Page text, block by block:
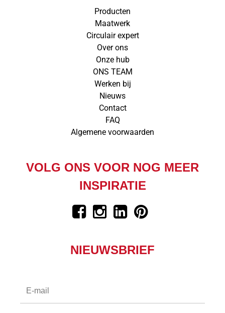
Producten
Maatwerk
Circulair expert
Over ons
Onze hub
ONS TEAM
Werken bij
Nieuws
Contact
FAQ
Algemene voorwaarden
VOLG ONS VOOR NOG MEER
INSPIRATIE
NIEUWSBRIEF